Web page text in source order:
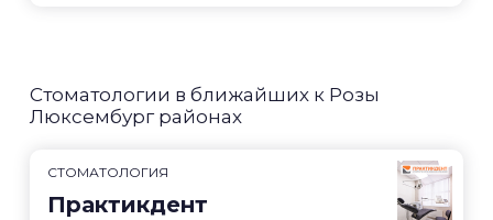
Стоматологии в ближайших к Розы
Люксембург районах
СТОМАТОЛОГИЯ
Практикдент